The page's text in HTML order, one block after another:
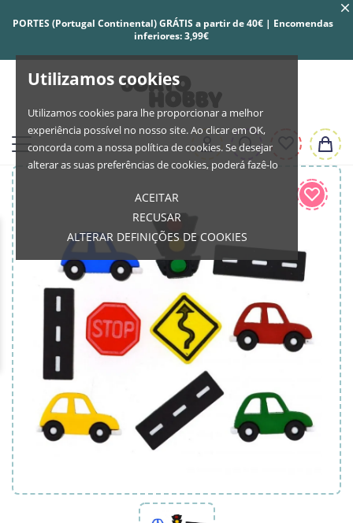
Utilizamos cookies
Utilizamos cookies para lhe proporcionar a melhor
experiência possível no nosso site. Ao clicar em OK,
concorda com a nossa política de cookies. Se desejar
alterar as suas preferências de cookies, poderá fazê-lo
ACEITAR
RECUSAR
ALTERAR DEFINIÇÕES DE COOKIES
PORTES (Portugal Continental) GRÁTIS a partir de 40€ | Encomendas
inferiores: 3,99€